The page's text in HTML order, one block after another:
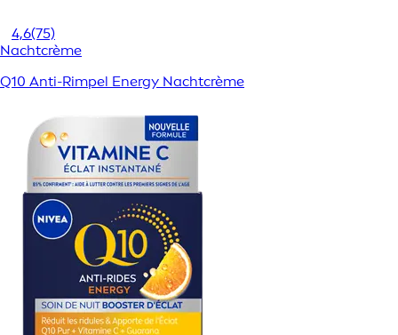
4,6(75)
Nachtcrème
Q10 Anti-Rimpel Energy Nachtcrème